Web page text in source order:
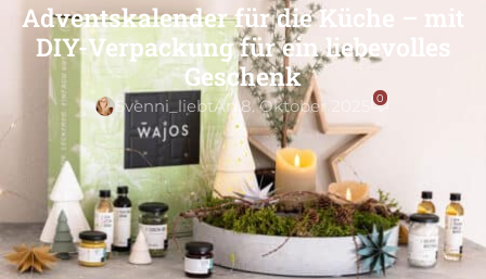
Adventskalender für die Küche – mit
DIY-Verpackung für ein liebevolles
Geschenk
Svenni_liebtAn 8. Oktober 2025 0
Werbung
Der Dezember hat es in sich.
To-do-Listen, Weihnachtsfeiern, Geschenke, Termine,
Plätzchen backen … und irgendwo dazwischen das Leben.